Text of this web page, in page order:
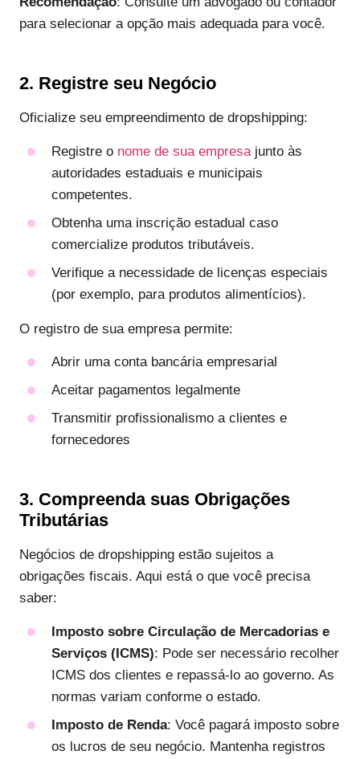
para selecionar a opção mais adequada para você.
2. Registre seu Negócio
Oficialize seu empreendimento de dropshipping:
Registre o nome de sua empresa junto às
autoridades estaduais e municipais
competentes.
Obtenha uma inscrição estadual caso
comercialize produtos tributáveis.
Verifique a necessidade de licenças especiais
(por exemplo, para produtos alimentícios).
O registro de sua empresa permite:
Abrir uma conta bancária empresarial
Aceitar pagamentos legalmente
Transmitir profissionalismo a clientes e
fornecedores
3. Compreenda suas Obrigações
Tributárias
Negócios de dropshipping estão sujeitos a
obrigações fiscais. Aqui está o que você precisa
saber:
Imposto sobre Circulação de Mercadorias e
Serviços (ICMS): Pode ser necessário recolher
ICMS dos clientes e repassá-lo ao governo. As
normas variam conforme o estado.
Imposto de Renda: Você pagará imposto sobre
os lucros de seu negócio. Mantenha registros